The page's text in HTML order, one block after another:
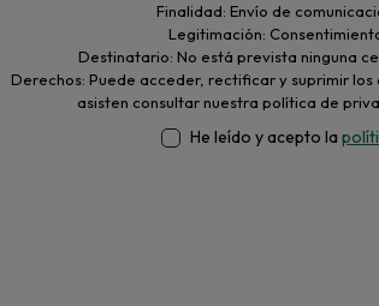
Finalidad: Envío de
Legitimación:
Destinatario: No está prevista ninguna
Derechos: Puede acceder, rectificar y suprimir
asisten consultar nuestra política de
He leído y acepto la